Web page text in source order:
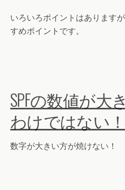
いろいろポイントはあります
すめポイントです。
SPFの数値が大
わけではない！
数字が大きい方が焼けない！